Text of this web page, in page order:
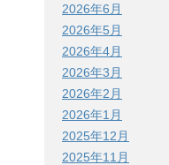
2026年6月
2026年5月
2026年4月
2026年3月
2026年2月
2026年1月
2025年12月
2025年11月